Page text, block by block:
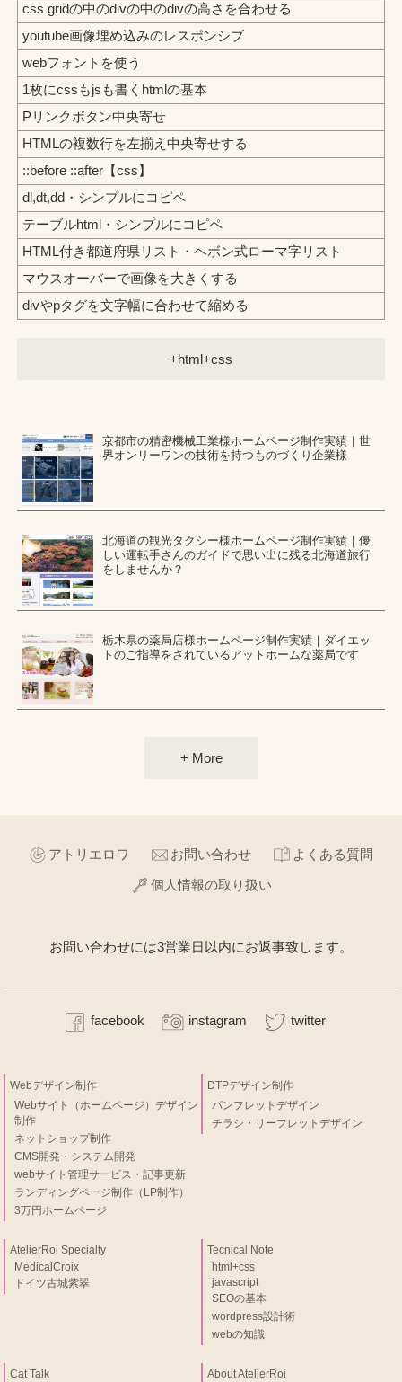
css gridの中のdivの中のdivの高さを合わせる
youtube画像埋め込みのレスポンシブ
webフォントを使う
1枚にcssもjsも書くhtmlの基本
Pリンクボタン中央寄せ
HTMLの複数行を左揃え中央寄せする
::before ::after【css】
dl,dt,dd・シンプルにコピペ
テーブルhtml・シンプルにコピペ
HTML付き都道府県リスト・ヘボン式ローマ字リスト
マウスオーバーで画像を大きくする
divやpタグを文字幅に合わせて縮める
html+css
京都市の精密機械工業様ホームページ制作実績｜世
界オンリーワンの技術を持つものづくり企業様
北海道の観光タクシー様ホームページ制作実績｜優
しい運転手さんのガイドで思い出に残る北海道旅行
をしませんか？
栃木県の薬局店様ホームページ制作実績｜ダイエッ
トのご指導をされているアットホームな薬局です
+ More
アトリエロワ お問い合わせ
よくある質問
個人情報の取り扱い
お問い合わせには3営業日以内にお返事致します。
facebook instagram twitter
Webデザイン制作
Webサイト（ホームページ）デザイン
制作
ネットショップ制作
CMS開発・システム開発
webサイト管理サービス・記事更新
ランディングページ制作（LP制作）
3万円ホームページ
DTPデザイン制作
パンフレットデザイン
チラシ・リーフレットデザイン
AtelierRoi Specialty
MedicalCroix
ドイツ古城紫翠
Tecnical Note
html+css
javascript
SEOの基本
wordpress設計術
webの知識
Cat Talk About AtelierRoi